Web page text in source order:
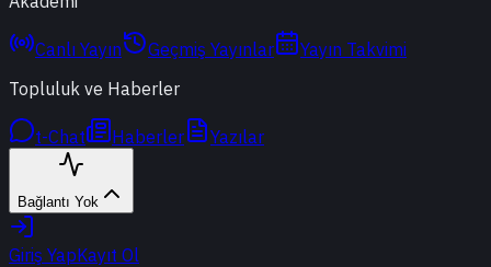
Canlı Yayın Geçmiş Yayınlar
Yayın Takvimi
Topluluk ve Haberler
t-Chat Haberler Yazılar
Bağlantı Yok
Giriş YapKayıt Ol